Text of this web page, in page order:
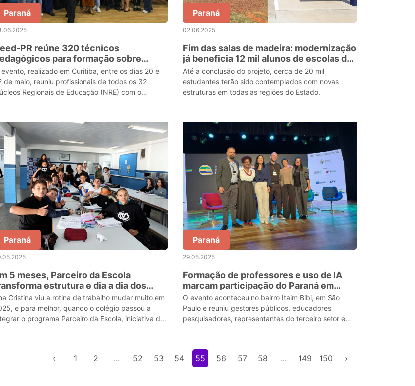
Paraná
PR reúne 320 técnicos
para formação sobre
escolar
evento, realizado em Curitiba, entre os dias 20 e
de maio, reuniu profissionais de todos os 32
Regionais de Educação (NRE) com o
Paraná
02.06.2025
Fim das salas de madeira: modernização
já beneficia 12 mil alunos de escolas do
Paraná
Até a conclusão do projeto, cerca de 20 mil
estudantes terão sido contemplados com novas
estruturas em todas as regiões do Estado.
Paraná
5 meses, Parceiro da Escola
estrutura e dia a dia dos
estaduais
Cristina viu a rotina de trabalho mudar muito em
e para melhor, quando o colégio passou a
o programa Parceiro da Escola, iniciativa do
Paraná
29.05.2025
Formação de professores e uso de IA
marcam participação do Paraná em
seminário nacional de alfabetização
O evento aconteceu no bairro Itaim Bibi, em São
Paulo e reuniu gestores públicos, educadores,
pesquisadores, representantes do terceiro setor e
‹ 1 2 ... 52 53 54 55 56 57 58 ... 149 150 ›